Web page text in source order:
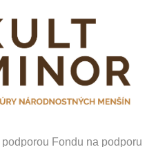
Fondu na podporu